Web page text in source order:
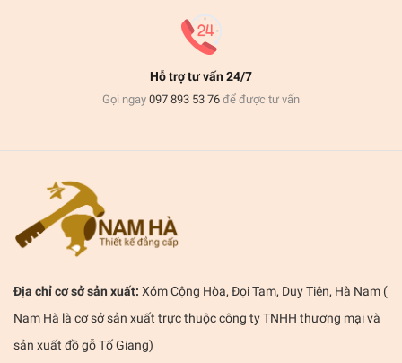
Hỗ trợ tư vấn 24/7
Gọi ngay 097 893 53 76 để được tư vấn
Địa chỉ cơ sở sản xuất: Xóm Cộng Hòa, Đọi Tam, Duy Tiên, Hà Nam (
Nam Hà là cơ sở sản xuất trực thuộc công ty TNHH thương mại và
sản xuất đồ gỗ Tố Giang)